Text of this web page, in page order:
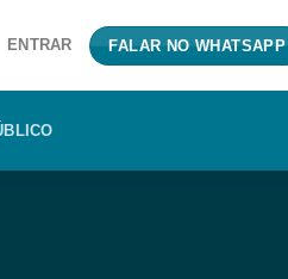
ENTRAR FALAR NO WHATSAPP